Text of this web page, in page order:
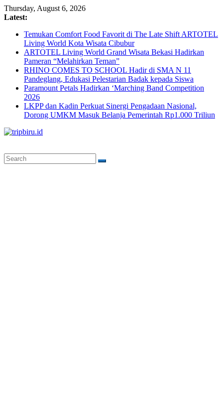
Skip
to
Thursday, August 6, 2026
Latest:
Temukan Comfort Food Favorit di The Late Shift ARTOTEL
Living World Kota Wisata Cibubur
ARTOTEL Living World Grand Wisata Bekasi Hadirkan
Pameran “Melahirkan Teman”
RHINO COMES TO SCHOOL Hadir di SMA N 11
Pandeglang, Edukasi Pelestarian Badak kepada Siswa
Paramount Petals Hadirkan ‘Marching Band Competition
2026
LKPP dan Kadin Perkuat Sinergi Pengadaan Nasional,
Dorong UMKM Masuk Belanja Pemerintah Rp1.000 Triliun